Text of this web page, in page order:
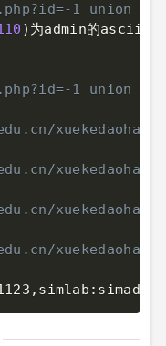
1 union
) 为admin的ascii码
1 union
,